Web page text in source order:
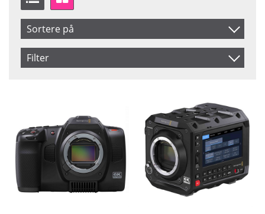
Sortere på
Artikelkod
Filter